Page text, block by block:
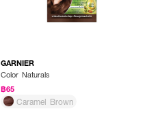
GARNIER
Color Naturals
฿65
Caramel Brown